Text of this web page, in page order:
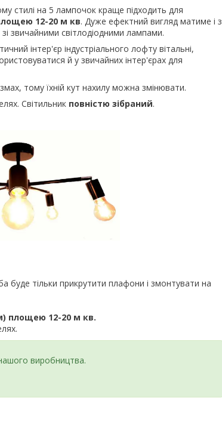
стилі на 5 лампочок краще підходить для
12-20 м кв. Дуже ефектний вигляд матиме і з
звичайними світлодіодними лампами.
інтер'єр індустріального лофту вітальні,
й у звичайних інтер'єрах для
тому їхній кут нахилу можна змінювати.
Світильник повністю зібраний.
буде тільки прикрутити плафони і змонтувати на
площею 12-20 м кв.
виробництва.